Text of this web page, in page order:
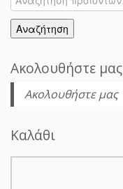
για:
Αναζήτηση
Ακολουθήστε μας
Ακολουθήστε μας
Καλάθι